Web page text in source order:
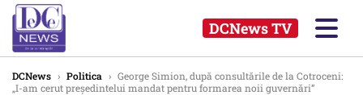
DCNews TV
DCNews › Politica › George Simion, după consultările de la Cotroceni:
„I-am cerut președintelui mandat pentru formarea noii guvernări”